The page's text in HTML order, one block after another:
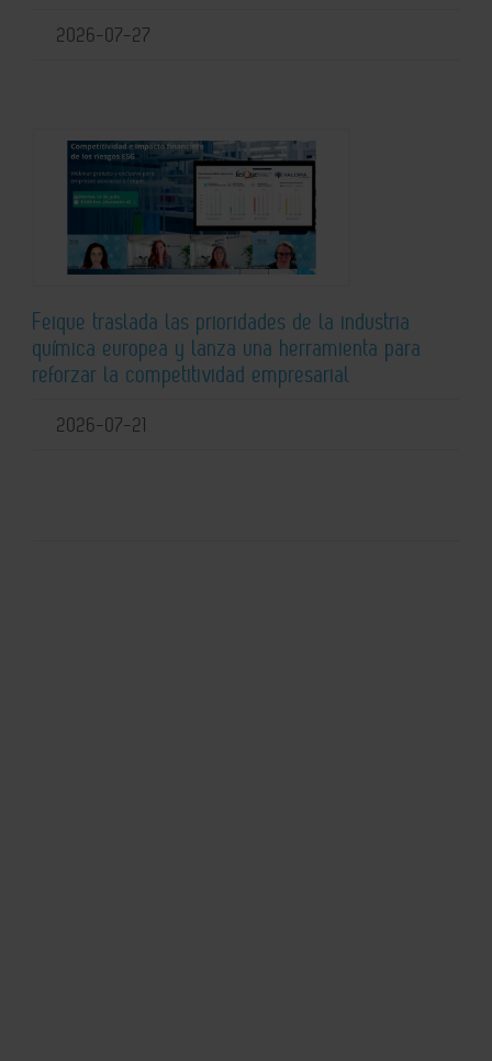
2026-07-27
Feique traslada las prioridades de la industria
química europea y lanza una herramienta para
reforzar la competitividad empresarial
2026-07-21